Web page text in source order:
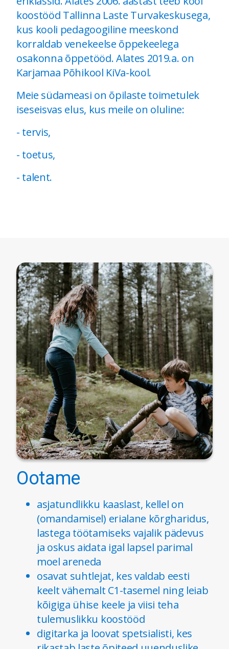
koostööd Tallinna Laste Turvakeskusega,
kus kooli pedagoogiline meeskond
korraldab venekeelse õppekeelega
osakonna õppetööd. Alates 2019.a. on
Karjamaa Põhikool KiVa-kool.
Meie südameasi on õpilaste toimetulek
iseseisvas elus, kus meile on oluline:
- tervis,
- toetus,
- talent.
Ootame
asjatundlikku kaaslast, kellel on
(omandamisel) erialane kõrgharidus,
lastega töötamiseks vajalik pädevus
ja oskus aidata igal lapsel parimal
moel areneda
osavat suhtlejat, kes valdab eesti
keelt vähemalt C1-tasemel ning leiab
kõigiga ühise keele ja viisi teha
tulemuslikku koostööd
digitarka ja loovat spetsialisti, kes